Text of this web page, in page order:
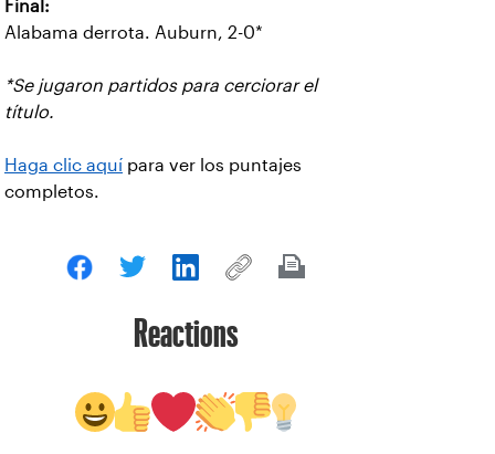
Final:
Alabama derrota. Auburn, 2-0*
*Se jugaron partidos para cerciorar el
título.
Haga clic aquí para ver los puntajes
completos.
Reactions